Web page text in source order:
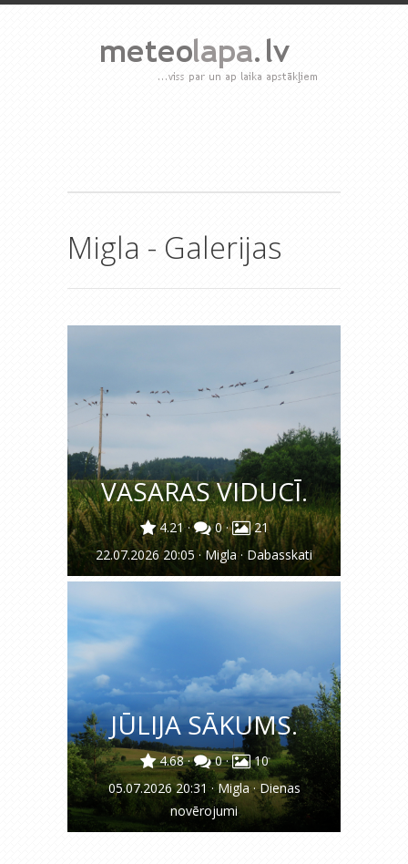
Migla - Galerijas
VASARAS VIDUCĪ.
4.21· 0·
21
22.07.2026 20:05·Migla· Dabasskati
JŪLIJA SĀKUMS.
4.68· 0·
10
05.07.2026 20:31·Migla·Dienas
novērojumi